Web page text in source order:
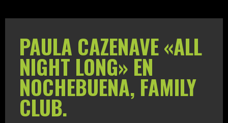
PAULA CAZENAVE «ALL
NIGHT LONG» EN
NOCHEBUENA, FAMILY
CLUB.